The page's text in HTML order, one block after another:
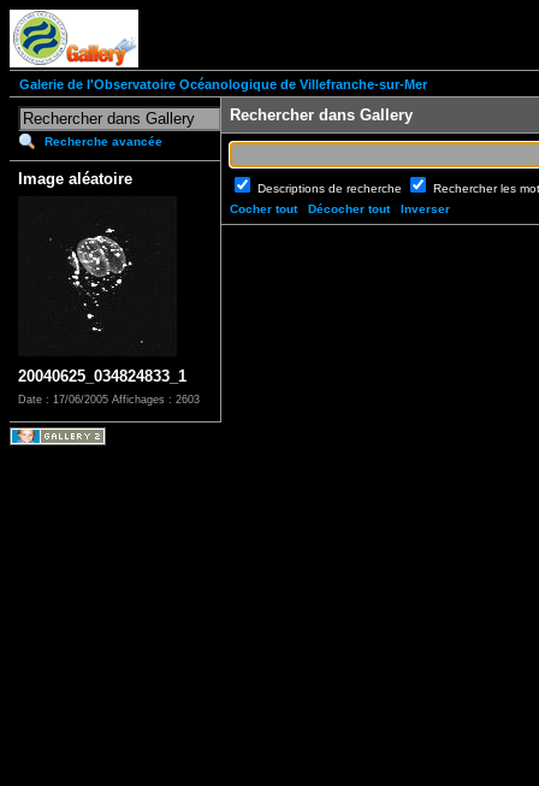
Galerie de l'Observatoire Océanologique de Villefranche-sur-Mer
Recherche avancée
Image aléatoire
20040625_034824833_1
Date : 17/06/2005 Affichages : 2603
Rechercher dans Gallery
Descriptions de recherche
Rechercher les
Cocher tout
Décocher tout Inverser